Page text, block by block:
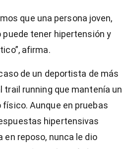
que una persona joven,
tener hipertensión y
afirma.
de un deportista de más
trail running que mantenía un
Aunque en pruebas
hipertensivas
en reposo, nunca le dio